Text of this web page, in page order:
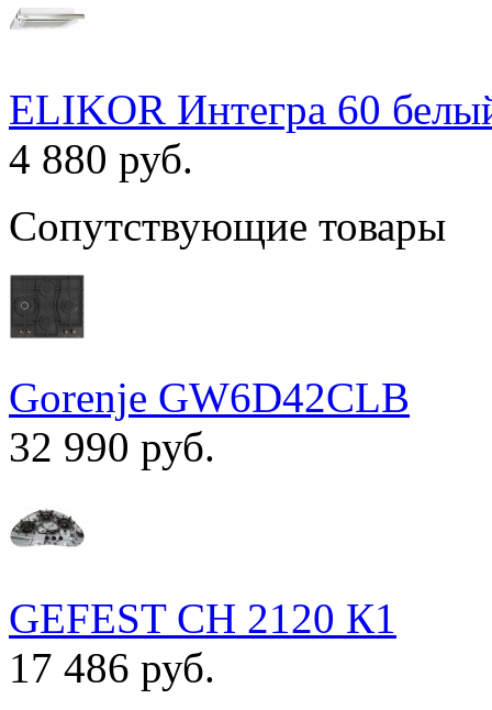
ELIKOR Интегра 60
4 880 руб.
Сопутствующие товары
Gorenje GW6D42CLB
32 990 руб.
GEFEST СН 2120 К1
17 486 руб.